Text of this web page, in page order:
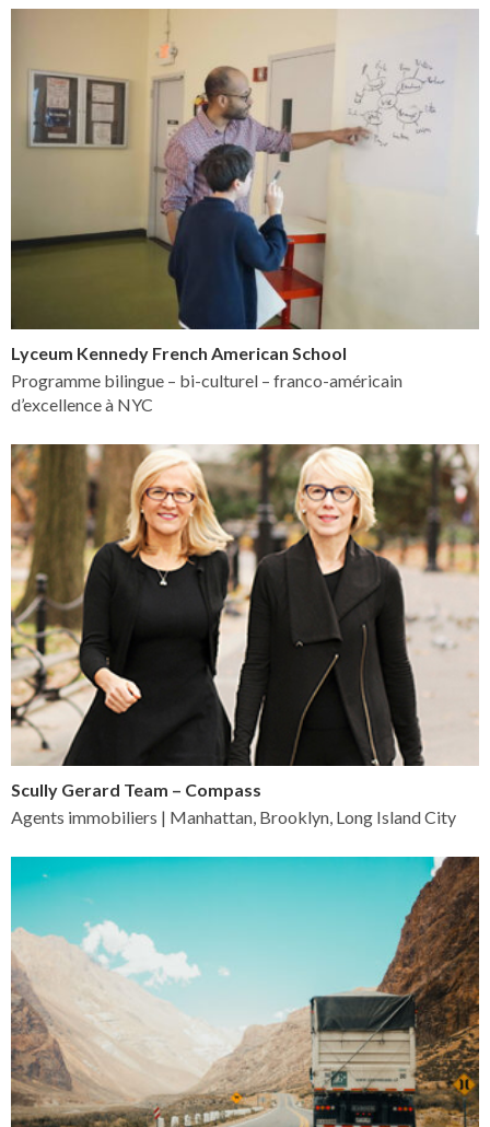
Lyceum Kennedy French American School
Programme bilingue – bi-culturel – franco-américain
d’excellence à NYC
Scully Gerard Team – Compass
Agents immobiliers | Manhattan, Brooklyn, Long Island City